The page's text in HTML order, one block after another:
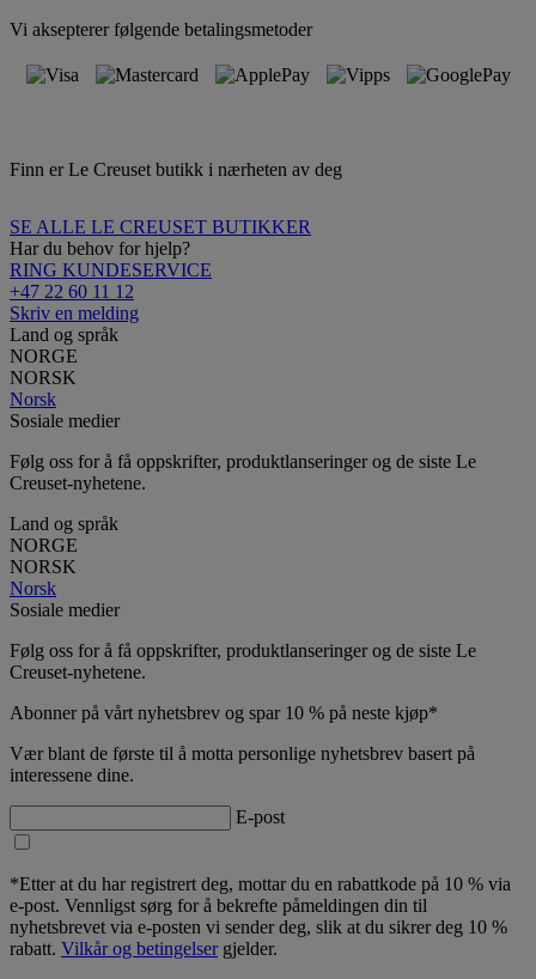
Vi aksepterer følgende betalingsmetoder
Finn er Le Creuset butikk i nærheten av deg
SE ALLE LE CREUSET BUTIKKER
Har du behov for hjelp?
RING KUNDESERVICE
+47 22 60 11 12
Skriv en melding
Land og språk
NORGE
NORSK
Norsk
Sosiale medier
Følg oss for å få oppskrifter, produktlanseringer og de siste Le
Creuset-nyhetene.
Land og språk
NORGE
NORSK
Norsk
Sosiale medier
Følg oss for å få oppskrifter, produktlanseringer og de siste Le
Creuset-nyhetene.
Abonner på vårt nyhetsbrev og spar 10 % på neste kjøp*
Vær blant de første til å motta personlige nyhetsbrev basert på
interessene dine.
E-post
*Etter at du har registrert deg, mottar du en rabattkode på 10 % via
e-post. Vennligst sørg for å bekrefte påmeldingen din til
nyhetsbrevet via e-posten vi sender deg, slik at du sikrer deg 10 %
rabatt. Vilkår og betingelsergjelder.